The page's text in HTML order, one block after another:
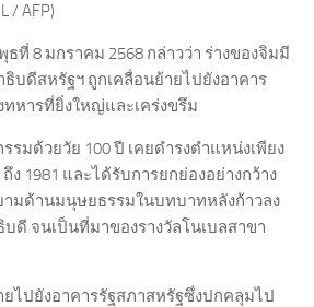
/ AFP)
ธที่ 8 มกราคม 2568 กล่าวว่า ร่างของจิมมี
บดีสหรัฐฯ ถูกเคลื่อนย้ายไปยังอาคาร
ทหารที่ยิ่งใหญ่และเคร่งขรึม
รมด้วยวัย 100 ปี เคยดำรงตำแหน่งเพียง
ง 1981 และได้รับการยกย่องอย่างกว้าง
มด้านมนุษยธรรมในบทบาทหลังก้าวลง
ดี จนเป็นที่มาของรางวัลโนเบลสาขา
ยไปยังอาคารรัฐสภาสหรัฐซึ่งปกคลุมไป